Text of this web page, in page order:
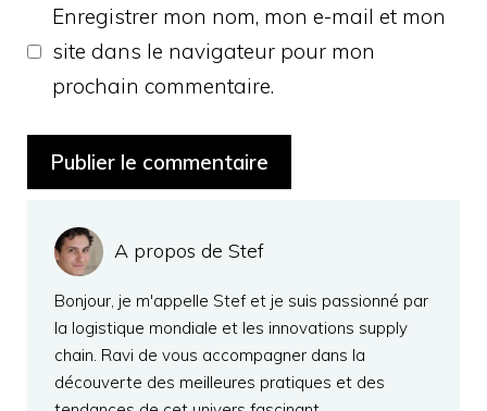
Enregistrer mon nom, mon e-mail et mon
site dans le navigateur pour mon
prochain commentaire.
A propos de Stef
Bonjour, je m'appelle Stef et je suis passionné par
la logistique mondiale et les innovations supply
chain. Ravi de vous accompagner dans la
découverte des meilleures pratiques et des